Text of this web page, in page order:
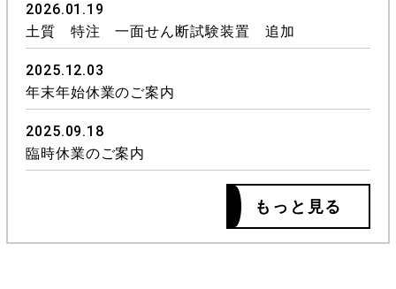
2026.01.19
土質 特注 一面せん断試験装置 追加
2025.12.03
年末年始休業のご案内
2025.09.18
臨時休業のご案内
もっと見る